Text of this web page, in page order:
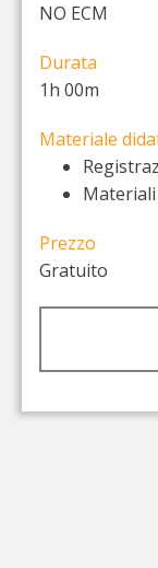
NO ECM
Durata
1h 00m
Materiale
Prezzo
Gratuito